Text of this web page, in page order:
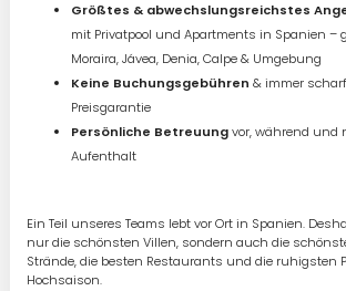
Größtes & abwechslungsreichstes
mit Privatpool und Apartments in Spanien –
Moraira, Jávea, Denia, Calpe & Umgebung
Keine Buchungsgebühren & immer
Preisgarantie
Persönliche Betreuungvor, während und
Aufenthalt
Ein Teil unseres Teams lebt vor Ort in Spanien.
nur die schönsten Villen, sondern auch die
Strände, die besten Restaurants und die ruhigsten
Hochsaison.